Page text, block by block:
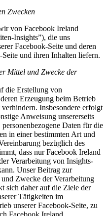
Zwecken
von Facebook Ireland
Insights”), die uns
Facebook-Seite und deren
und ihren Inhalten liefern.
Mittel und Zwecke der
die Erstellung von
Erzeugung beim Betrieb
Insbesondere erfolgt
Anweisung unsererseits
Daten für die
in einer bestimmten Art und
bezüglich des
dass nur Facebook Ireland
Verarbeitung von Insights-
Unser Beitrag zur
Zwecke der Verarbeitung
sich daher auf die Ziele der
Tätigkeiten im
unserer Facebook-Seite, zu